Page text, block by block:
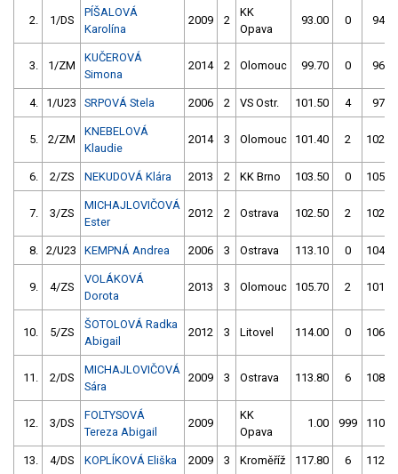
2. 1/DS
PÍŠALOVÁ
Karolína
2009 2
KK
Opava
93.00 0
3. 1/ZM
KUČEROVÁ
Simona
2014 2 Olomouc 99.70 0
4. 1/U23 SRPOVÁ Stela 2006 2 VS Ostr. 101.50 4
5. 2/ZM
KNEBELOVÁ
Klaudie
2014 3 Olomouc 101.40 2
6. 2/ZS NEKUDOVÁ Klára 2013 2 KK Brno 103.50 0
7. 3/ZS
MICHAJLOVIČOVÁ
Ester
2012 2 Ostrava 102.50 2
8. 2/U23 KEMPNÁ Andrea 2006 3 Ostrava 113.10 0
9. 4/ZS
VOLÁKOVÁ
Dorota
2013 3 Olomouc 105.70 2
10. 5/ZS
ŠOTOLOVÁ Radka
Abigail
2012 3 Litovel 114.00 0
11. 2/DS
MICHAJLOVIČOVÁ
Sára
2009 3 Ostrava 113.80 6
12. 3/DS
FOLTYSOVÁ
Tereza Abigail
2009
KK
Opava
1.00 999
13. 4/DS KOPLÍKOVÁ Eliška 2009 3 Kroměříž 117.80 6